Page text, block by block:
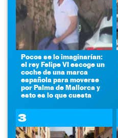
Pocos se lo imaginarían:
el rey Felipe VI escoge un
coche de una marca
española para moverse
por Palma de Mallorca y
esto es lo que cuesta
3